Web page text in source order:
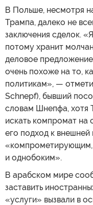
В Польше, несмотря
Трампа, далеко не
заключения сделок.
потому хранит
деловое
очень похоже на то,
политикам», —
Schnepf), бывший
словам Шнепфа, хотя
искать компромат на
его подход к внешней
и однобоким».
В арабском мире
заставить
«услуги» вызвали в